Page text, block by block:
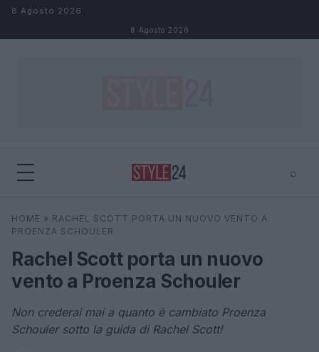
Salta al contenuto
8 Agosto 2026
8 Agosto 2026
⌕
Cerca
HOME » RACHEL SCOTT PORTA UN NUOVO VENTO A
PROENZA SCHOULER
Rachel Scott porta un nuovo
vento a Proenza Schouler
Non crederai mai a quanto è cambiato Proenza
Schouler sotto la guida di Rachel Scott!